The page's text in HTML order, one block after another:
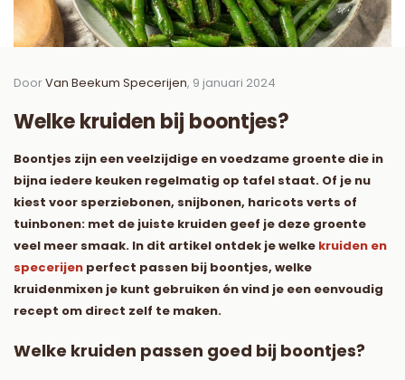
DoorVan Beekum Specerijen, 9 januari 2024
Welke kruiden bij boontjes?
Boontjes zijn een veelzijdige en voedzame groente die in
bijna iedere keuken regelmatig op tafel staat. Of je nu
kiest voor sperziebonen, snijbonen, haricots verts of
tuinbonen: met de juiste kruiden geef je deze groente
veel meer smaak. In dit artikel ontdek je welke kruiden en
specerijen perfect passen bij boontjes, welke
kruidenmixen je kunt gebruiken én vind je een eenvoudig
recept om direct zelf te maken.
Welke kruiden passen goed bij boontjes?